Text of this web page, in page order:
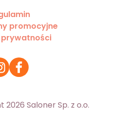
promocyjne
2026 Saloner Sp. z o.o.